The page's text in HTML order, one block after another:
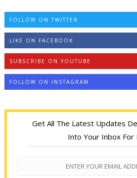
FOLLOW ON TWITTER
LIKE ON FACEBOOK
SUBSCRIBE ON YOUTUBE
FOLLOW ON INSTAGRAM
Get All The Latest Updates
Into Your Inbox For